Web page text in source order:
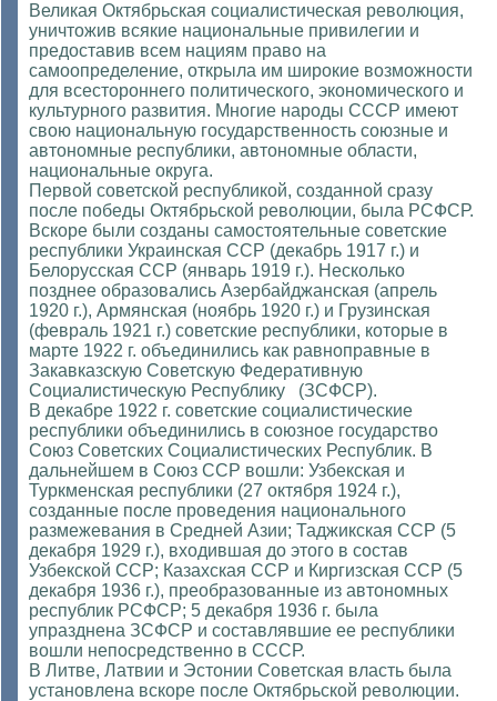
Великая Октябрьская социалистическая революция,
уничтожив всякие национальные привилегии и
предоставив всем нациям право на
самоопределение, открыла им широкие возможности
для всестороннего политического, экономического и
культурного развития. Многие народы СССР имеют
свою национальную государственность союзные и
автономные республики, автономные области,
национальные округа.
Первой советской республикой, созданной сразу
после победы Октябрьской революции, была РСФСР.
Вскоре были созданы самостоятельные советские
республики Украинская ССР (декабрь 1917 г.) и
Белорусская ССР (январь 1919 г.). Несколько
позднее образовались Азербайджанская (апрель
1920 г.), Армянская (ноябрь 1920 г.) и Грузинская
(февраль 1921 г.) советские республики, которые в
марте 1922 г. объединились как равноправные в
Закавказскую Советскую Федеративную
Социалистическую Республику (ЗСФСР).
В декабре 1922 г. советские социалистические
республики объединились в союзное государство
Союз Советских Социалистических Республик. В
дальнейшем в Союз ССР вошли: Узбекская и
Туркменская республики (27 октября 1924 г.),
созданные после проведения национального
размежевания в Средней Азии; Таджикская ССР (5
декабря 1929 г.), входившая до этого в состав
Узбекской ССР; Казахская ССР и Киргизская ССР (5
декабря 1936 г.), преобразованные из автономных
республик РСФСР; 5 декабря 1936 г. была
упразднена ЗСФСР и составлявшие ее республики
вошли непосредственно в СССР.
В Литве, Латвии и Эстонии Советская власть была
установлена вскоре после Октябрьской революции.